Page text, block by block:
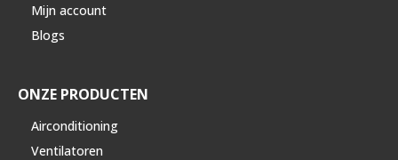
Mijn account
Blogs
ONZE PRODUCTEN
Airconditioning
Ventilatoren